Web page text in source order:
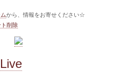
から、情報をお寄せください☆
ト削除
Live